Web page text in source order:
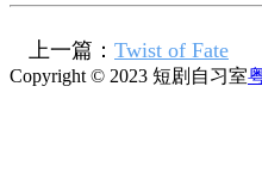
上一篇： Twist of Fate
Copyright © 2023 短剧自习室